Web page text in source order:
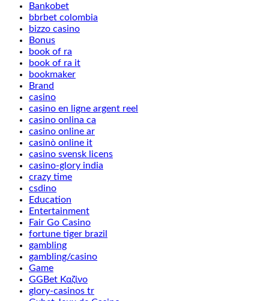
Bankobet
bbrbet colombia
bizzo casino
Bonus
book of ra
book of ra it
bookmaker
Brand
casino
casino en ligne argent reel
casino onlina ca
casino online ar
casinò online it
casino svensk licens
casino-glory india
crazy time
csdino
Education
Entertainment
Fair Go Casino
fortune tiger brazil
gambling
gambling/casino
Game
GGBet Καζίνο
glory-casinos tr